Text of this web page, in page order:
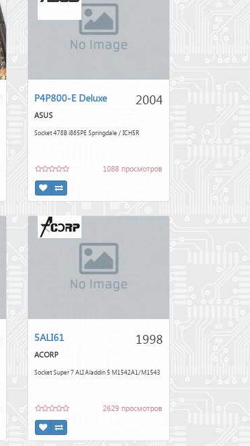
2004
P4P800-E Deluxe
ASUS
Socket 478B i865PE Springdale / ICH5R
1088 просмотров
1998
5ALI61
ACORP
Socket Super 7 ALI Aladdin 5 M1542A1/M1543
2629 просмотров